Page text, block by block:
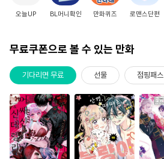
오늘UP BL머니확인 만화퀴즈 로맨스단편
무료쿠폰으로 볼 수 있는 만화
기다리면 무료 선물 점핑패스